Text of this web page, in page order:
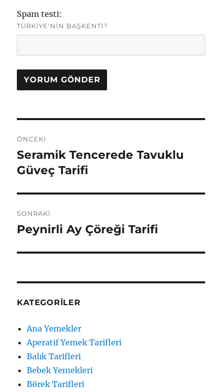
Spam testi:
TÜRKIYE'NIN BAŞKENTI?
gezinmesi
ÖNCEKI
Önceki
yazı:
Seramik Tencerede Tavuklu
Güveç Tarifi
SONRAKI
Sonraki
Peynirli Ay Çöreği Tarifi
KATEGORILER
Ana Yemekler
Aperatif Yemek Tarifleri
Balık Tarifleri
Bebek Yemekleri
Börek Tarifleri